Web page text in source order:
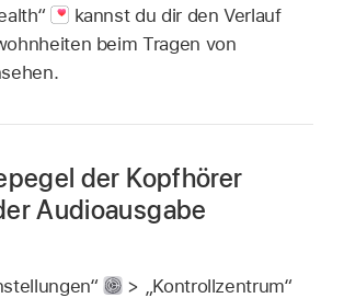
kannst du dir den Verlauf
beim Tragen von
der Kopfhörer
Audioausgabe
> „Kontrollzentrum“